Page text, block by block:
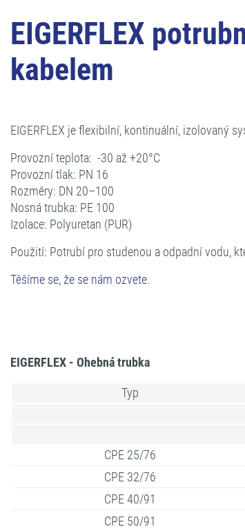
EIGERFLEX
kabelem
EIGERFLEX je flexibilní, kontinuální, izolovaný
Provozní teplota: -30 až +20°C
Provozní tlak: PN 16
Rozměry: DN 20–100
Nosná trubka: PE 100
Izolace: Polyuretan (PUR)
Použití: Potrubí pro studenou a odpadní vodu,
Těšíme se, že se nám ozvete.
EIGERFLEX - Ohebná trubka
Typ
CPE 25/76
CPE 32/76
CPE 40/91
CPE 50/91